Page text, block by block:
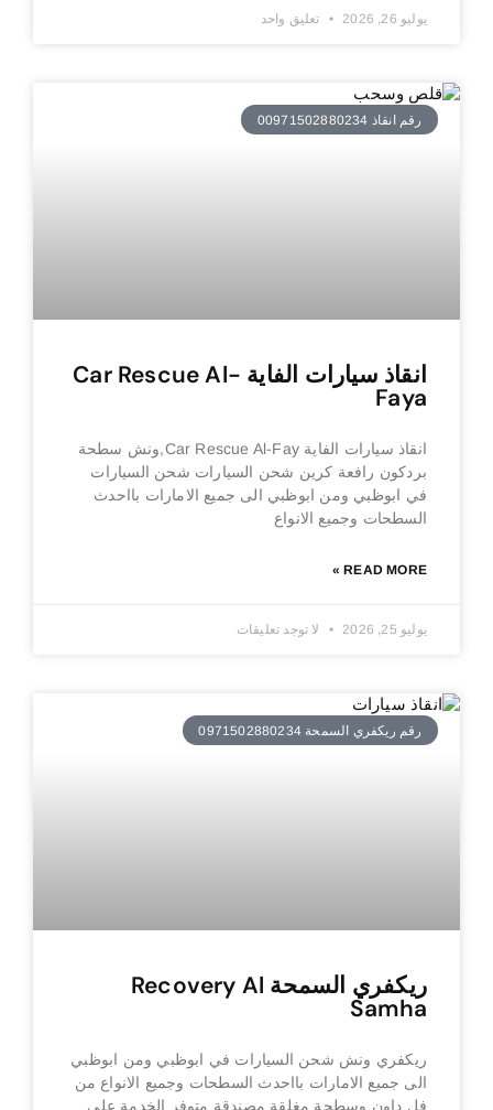
يوليو 26, 2026 تعليق واحد
رقم انقاذ 00971502880234
انقاذ سيارات الفاية Car Rescue Al-
Faya
انقاذ سيارات الفاية Car Rescue Al-Fay,ونش سطحة
بردكون رافعة كرين شحن السيارات شحن السيارات
في ابوظبي ومن ابوظبي الى جميع الامارات بااحدث
السطحات وجميع الانواع
READ MORE »
يوليو 25, 2026 لا توجد تعليقات
رقم ريكفري السمحة 0971502880234
ريكفري السمحة Recovery Al
Samha
ريكفري ونش شحن السيارات في ابوظبي ومن ابوظبي
الى جميع الامارات بااحدث السطحات وجميع الانواع من
فل داون وسطحة مغلقة مصندقة متوفر الخدمة على